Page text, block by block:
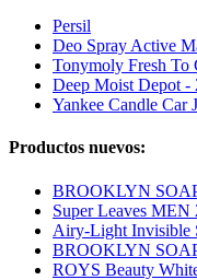
Persil
Deo Spray Active
Tonymoly Fresh To
Deep Moist Depot -
Yankee Candle Car
Productos nuevos:
BROOKLYN
Super Leaves MEN
Airy-Light Invisible
BROOKLYN
ROYS Beauty